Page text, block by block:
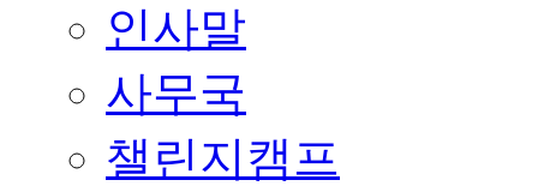
인사말
사무국
챌린지캠프